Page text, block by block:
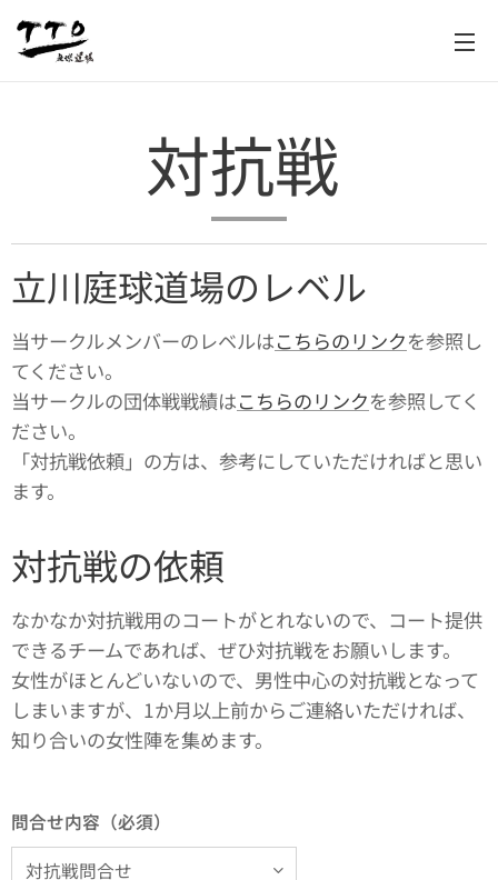
対抗戦
立川庭球道場のレベル
当サークルメンバーのレベルはこちらのリンクを参照し
てください。
当サークルの団体戦戦績はこちらのリンクを参照してく
ださい。
「対抗戦依頼」の方は、参考にしていただければと思い
ます。
対抗戦の依頼
なかなか対抗戦用のコートがとれないので、コート提供
できるチームであれば、ぜひ対抗戦をお願いします。
女性がほとんどいないので、男性中心の対抗戦となって
しまいますが、1か月以上前からご連絡いただければ、
知り合いの女性陣を集めます。
問合せ内容（必須）